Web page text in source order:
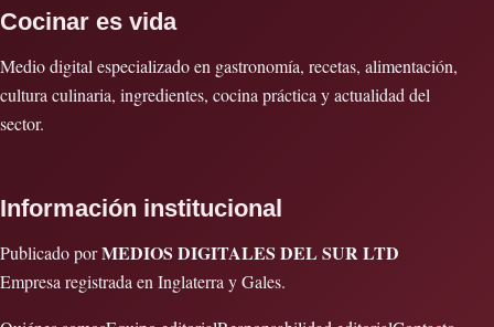
Cocinar es vida
Medio digital especializado en gastronomía, recetas, alimentación,
cultura culinaria, ingredientes, cocina práctica y actualidad del
sector.
Información institucional
Publicado porMEDIOS DIGITALES DEL SUR LTD
Empresa registrada en Inglaterra y Gales.